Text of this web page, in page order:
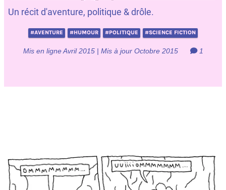
Un récit d'aventure, politique & drôle.
#AVENTURE #HUMOUR #POLITIQUE #SCIENCE FICTION
Mis en ligne Avril 2015 | Mis à jour Octobre 2015 1